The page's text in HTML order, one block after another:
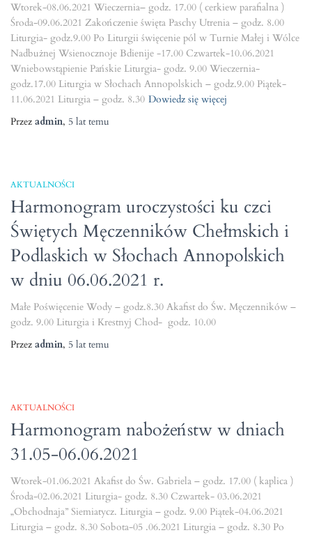
Wtorek-08.06.2021 Wieczernia– godz. 17.00 ( cerkiew parafialna )
Środa-09.06.2021 Zakończenie święta Paschy Utrenia – godz. 8.00
Liturgia- godz.9.00 Po Liturgii święcenie pól w Turnie Małej i Wólce
Nadbużnej Wsienocznoje Bdienije -17.00 Czwartek-10.06.2021
Wniebowstąpienie Pańskie Liturgia- godz. 9.00 Wieczernia-
godz.17.00 Liturgia w Słochach Annopolskich – godz.9.00 Piątek-
11.06.2021 Liturgia – godz. 8.30 Dowiedz się więcej
Przez admin, 5 lattemu
AKTUALNOŚCI
Harmonogram uroczystości ku czci
Świętych Męczenników Chełmskich i
Podlaskich w Słochach Annopolskich
w dniu 06.06.2021 r.
Małe Poświęcenie Wody – godz.8.30 Akafist do Św. Męczenników –
godz. 9.00 Liturgia i Krestnyj Chod- godz. 10.00
Przez admin, 5 lattemu
AKTUALNOŚCI
Harmonogram nabożeństw w dniach
31.05-06.06.2021
Wtorek-01.06.2021 Akafist do Św. Gabriela – godz. 17.00 ( kaplica )
Środa-02.06.2021 Liturgia- godz. 8.30 Czwartek- 03.06.2021
„Obchodnaja” Siemiatycz. Liturgia – godz. 9.00 Piątek-04.06.2021
Liturgia – godz. 8.30 Sobota-05 .06.2021 Liturgia – godz. 8.30 Po